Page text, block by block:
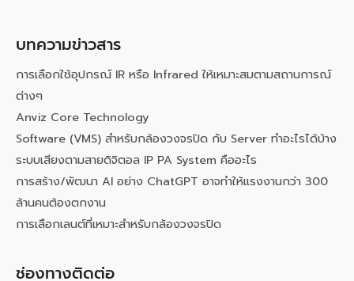
บทความข่าวสาร
การเลือกใช้อุปกรณ์ IR หรือ Infrared ให้เหมาะสมตามสถานการณ์
ต่างๆ
Anviz Core Technology
Software (VMS) สำหรับกล้องวงจรปิด กับ Server ทำอะไรได้บ้าง
ระบบเสียงตามสายดิจิตอล IP PA System คืออะไร
การสร้าง/พัฒนา AI อย่าง ChatGPT อาจทำให้แรงงานกว่า 300
ล้านคนต้องตกงาน
การเลือกเลนต์ที่เหมาะสำหรับกล้องวงจรปิด
ช่องทางติดต่อ